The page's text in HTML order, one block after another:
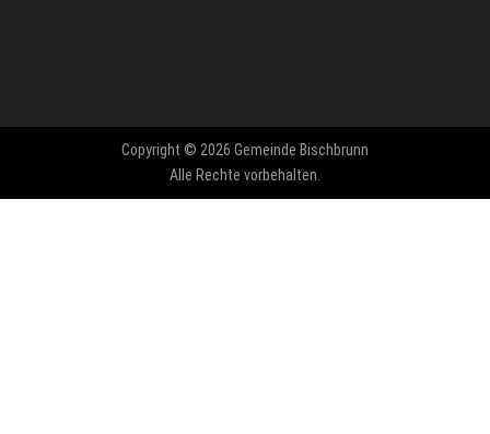
Copyright © 2026 Gemeinde Bischbrunn
Alle Rechte vorbehalten.